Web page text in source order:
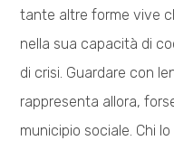
tante altre forme vive
nella sua capacità di
di crisi. Guardare con
rappresenta allora,
municipio sociale. Chi